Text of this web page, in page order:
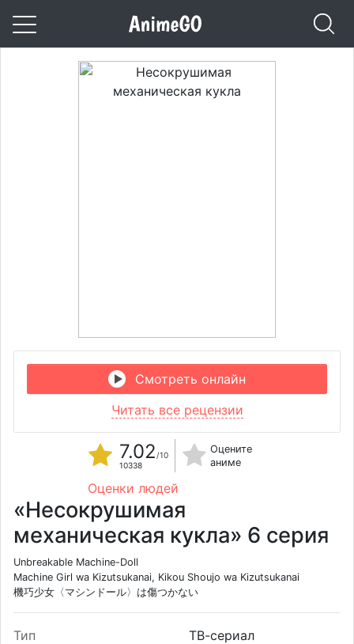
Смотреть онлайн
Читать все рецензии
7.02 /10
10338
Оцените
аниме
Оценки людей
«Несокрушимая
механическая кукла» 6 серия
Unbreakable Machine-Doll
Machine Girl wa Kizutsukanai, Kikou Shoujo wa Kizutsukanai
機巧少女〈マシンドール〉は傷つかない
Тип
ТВ-сериал